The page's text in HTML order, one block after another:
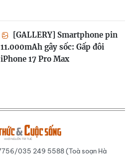
[GALLERY] Smartphone pin
11.000mAh gây sốc: Gấp đôi
iPhone 17 Pro Max
035 249 5588 (Toà soạn Hà